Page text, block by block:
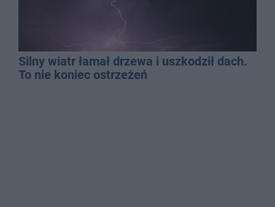
Silny wiatr łamał drzewa i uszkodził dach.
To nie koniec ostrzeżeń